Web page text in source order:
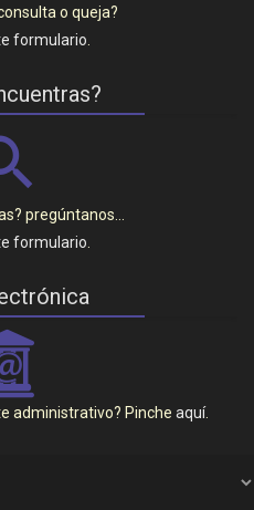
o queja?
formulario
pregúntanos…
formulario
administrativo? Pinche aquí.